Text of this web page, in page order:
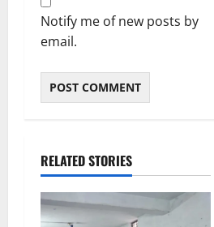
Notify me of new posts by
email.
RELATED STORIES